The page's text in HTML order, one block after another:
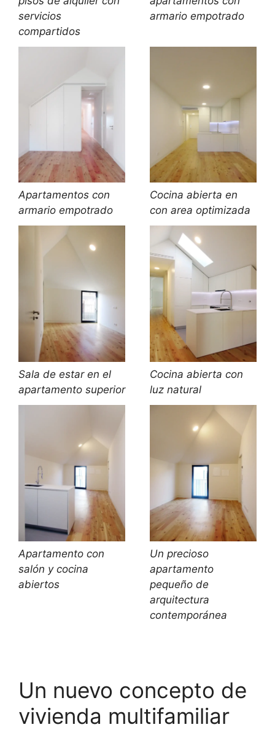
servicios
compartidos
armario empotrado
Apartamentos con
armario empotrado
Cocina abierta en
con area optimizada
Sala de estar en el
apartamento superior
Cocina abierta con
luz natural
Apartamento con
salón y cocina
abiertos
Un precioso
apartamento
pequeño de
arquitectura
contemporánea
Un nuevo concepto de
vivienda multifamiliar